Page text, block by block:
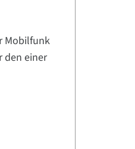
Mobilfunk
den einer